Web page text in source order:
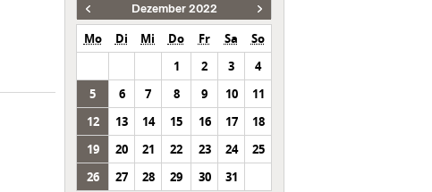
Dezember 2022
Mo Di Mi Do Fr Sa
So
1
2 3
4
5
6 7 8 9 10
11
12
13 14 15 16 17
18
19
20 21 22 23 24
25
26
27 28 29 30 31